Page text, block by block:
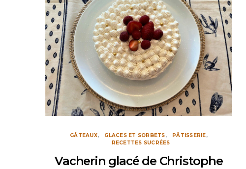
GÂTEAUX GLACES ET SORBETS
PÂTISSERIE
RECETTES SUCRÉES
Vacherin glacé de Christophe